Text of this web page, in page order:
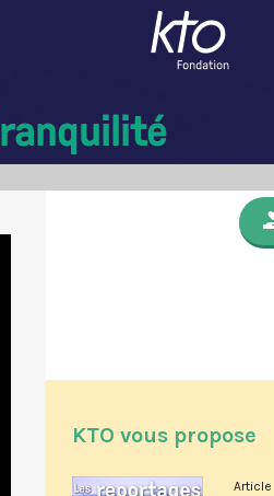
KTO vous propose
Article